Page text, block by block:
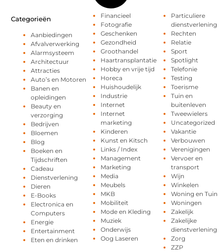
Categorieën
Aanbiedingen
Afvalverwerking
Alarmsysteem
Architectuur
Attracties
Auto’s en Motoren
Banen en
opleidingen
Beauty en
verzorging
Bedrijven
Bloemen
Blog
Boeken en
Tijdschriften
Cadeau
Dienstverlening
Dieren
E-Books
Electronica en
Computers
Energie
Entertainment
Eten en drinken
Financieel
Fotografie
Geschenken
Gezondheid
Groothandel
Haartransplantatie
Hobby en vrije tijd
Horeca
Huishoudelijk
Industrie
Internet
Internet
marketing
Kinderen
Kunst en Kitsch
Links / Index
Management
Marketing
Media
Meubels
MKB
Mobiliteit
Mode en Kleding
Muziek
Onderwijs
Oog Laseren
Particuliere
dienstverlening
Rechten
Relatie
Sport
Spotlight
Telefonie
Testing
Toerisme
Tuin en
buitenleven
Tweewielers
Uncategorized
Vakantie
Verbouwen
Verenigingen
Vervoer en
transport
Wijn
Winkelen
Woning en Tuin
Woningen
Zakelijk
Zakelijke
dienstverlening
Zorg
ZZP